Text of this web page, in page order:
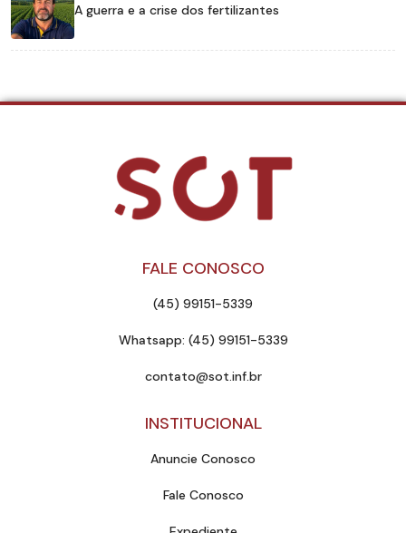
A guerra e a crise dos fertilizantes
FALE CONOSCO
(45) 99151-5339
Whatsapp: (45) 99151-5339
contato@sot.inf.br
INSTITUCIONAL
Anuncie Conosco
Fale Conosco